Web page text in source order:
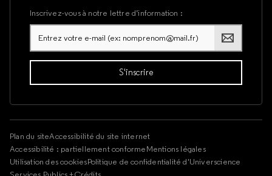
Inscrivez-vous à notre lettre d’information :
Plan du siteAccessibilité du site internet
Accessibilité : partiellement conformeMentions légales
Utilisation des cookiesPolitique de confidentialité d'Universcience